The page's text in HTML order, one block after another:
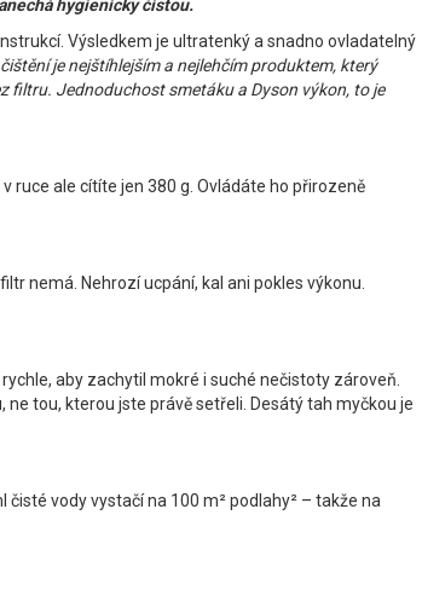
hygienicky čistou.
Výsledkem je ultratenký a snadno ovladatelný
je nejštíhlejším a nejlehčím produktem, který
filtru. Jednoduchost smetáku a Dyson výkon, to je
ruce ale cítíte jen 380 g. Ovládáte ho přirozeně
nemá. Nehrozí ucpání, kal ani pokles výkonu.
aby zachytil mokré i suché nečistoty zároveň.
tou, kterou jste právě setřeli. Desátý tah myčkou je
vody vystačí na 100 m² podlahy² – takže na